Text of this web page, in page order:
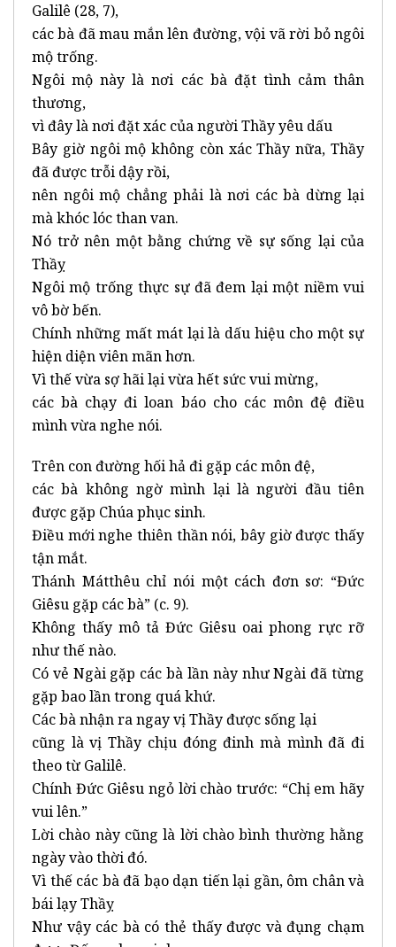
Galilê (28, 7),
các bà đã mau mắn lên đường, vội vã rời bỏ ngôi
mộ trống.
Ngôi mộ này là nơi các bà đặt tình cảm thân
thương,
vì đây là nơi đặt xác của người Thầy yêu dấu
Bây giờ ngôi mộ không còn xác Thầy nữa, Thầy
đã được trỗi dậy rồi,
nên ngôi mộ chẳng phải là nơi các bà dừng lại
mà khóc lóc than van.
Nó trở nên một bằng chứng về sự sống lại của
Thầỵ
Ngôi mộ trống thực sự đã đem lại một niềm vui
vô bờ bến.
Chính những mất mát lại là dấu hiệu cho một sự
hiện diện viên mãn hơn.
Vì thế vừa sợ hãi lại vừa hết sức vui mừng,
các bà chạy đi loan báo cho các môn đệ điều
mình vừa nghe nói.
Trên con đường hối hả đi gặp các môn đệ,
các bà không ngờ mình lại là người đầu tiên
được gặp Chúa phục sinh.
Điều mới nghe thiên thần nói, bây giờ được thấy
tận mắt.
Thánh Mátthêu chỉ nói một cách đơn sơ: “Đức
Giêsu gặp các bà” (c. 9).
Không thấy mô tả Đức Giêsu oai phong rực rỡ
như thế nào.
Có vẻ Ngài gặp các bà lần này như Ngài đã từng
gặp bao lần trong quá khứ.
Các bà nhận ra ngay vị Thầy được sống lại
cũng là vị Thầy chịu đóng đinh mà mình đã đi
theo từ Galilê.
Chính Đức Giêsu ngỏ lời chào trước: “Chị em hãy
vui lên.”
Lời chào này cũng là lời chào bình thường hằng
ngày vào thời đó.
Vì thế các bà đã bạo dạn tiến lại gần, ôm chân và
bái lạy Thầỵ
Như vậy các bà có thẻ thấy được và đụng chạm